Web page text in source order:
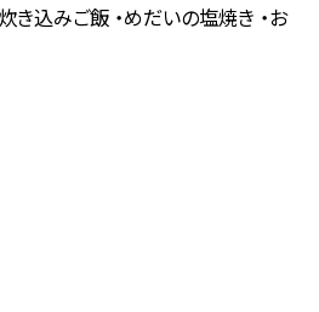
炊き込みご飯 ・めだいの塩焼き ・お